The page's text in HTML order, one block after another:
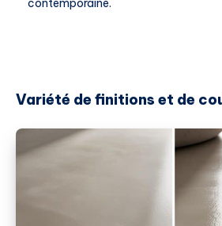
contemporaine.
Variété de finitions et de